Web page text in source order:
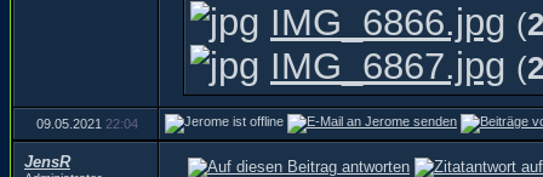
IMG_6866.jpg (
IMG_6867.jpg (
09.05.2021 22:04
JensR